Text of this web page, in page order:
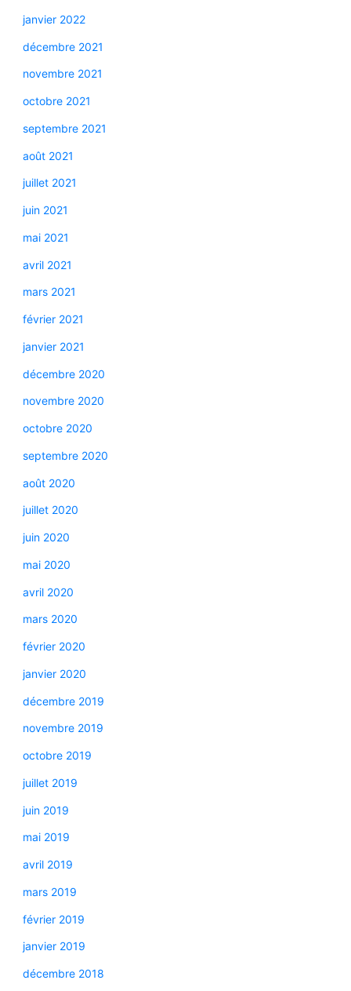
janvier 2022
décembre 2021
novembre 2021
octobre 2021
septembre 2021
août 2021
juillet 2021
juin 2021
mai 2021
avril 2021
mars 2021
février 2021
janvier 2021
décembre 2020
novembre 2020
octobre 2020
septembre 2020
août 2020
juillet 2020
juin 2020
mai 2020
avril 2020
mars 2020
février 2020
janvier 2020
décembre 2019
novembre 2019
octobre 2019
juillet 2019
juin 2019
mai 2019
avril 2019
mars 2019
février 2019
janvier 2019
décembre 2018